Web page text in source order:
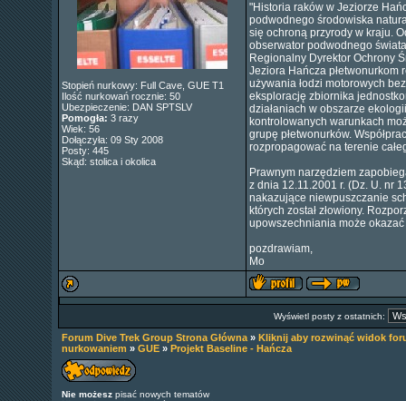
Stopień nurkowy: Full Cave, GUE T1
Ilość nurkowań rocznie: 50
Ubezpieczenie: DAN SPTSLV
Pomogła: 3 razy
Wiek: 56
Dołączyła: 09 Sty 2008
Posty: 445
Skąd: stolica i okolica
"Historia raków w Jeziorze
podwodnego środowiska
się ochroną przyrody w kraju.
obserwator podwodnego
Regionalny Dyrektor Ochrony
Jeziora Hańcza
używania łodzi motorowych
eksplorację zbiornika
działaniach w obszarze
kontrolowanych warunkach
grupę płetwonurków.
rozpropagować na terenie
Prawnym narzędziem
z dnia 12.11.2001 r. (Dz. U. nr
nakazujące niewpuszczanie
których został złowiony.
upowszechniania może
pozdrawiam,
Mo
Wyświetl posty z ostatnich:
Forum Dive Trek Group Strona Główna» Kliknij aby rozwinąć widok
nurkowaniem » GUE» Projekt Baseline - Hańcza
Nie możeszpisać nowych tematów